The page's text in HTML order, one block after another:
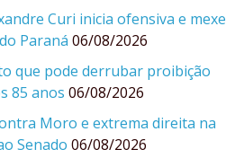
Curi inicia ofensiva e mexe
Paraná 06/08/2026
que pode derrubar proibição
85 anos 06/08/2026
Moro e extrema direita na
Senado 06/08/2026